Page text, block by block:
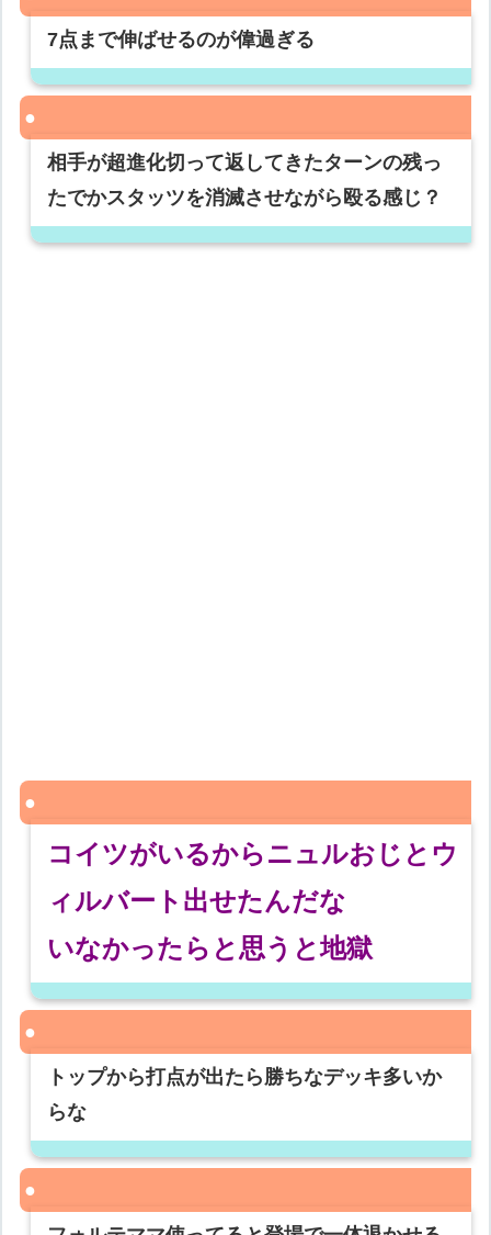
7点まで伸ばせるのが偉過ぎる
相手が超進化切って返してきたターンの残っ
たでかスタッツを消滅させながら殴る感じ？
コイツがいるからニュルおじとウ
ィルバート出せたんだな
いなかったらと思うと地獄
トップから打点が出たら勝ちなデッキ多いか
らな